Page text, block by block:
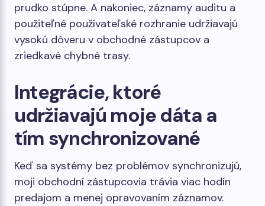
prudko stúpne. A nakoniec, záznamy auditu a
použiteľné používateľské rozhranie udržiavajú
vysokú dôveru v obchodné zástupcov a
zriedkavé chybné trasy.
Integrácie, ktoré
udržiavajú moje dáta a
tím synchronizované
Keď sa systémy bez problémov synchronizujú,
moji obchodní zástupcovia trávia viac hodín
predajom a menej opravovaním záznamov.